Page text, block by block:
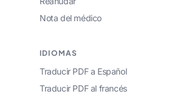
Nota del médico
IDIOMAS
Traducir PDF a Español
Traducir PDF al francés